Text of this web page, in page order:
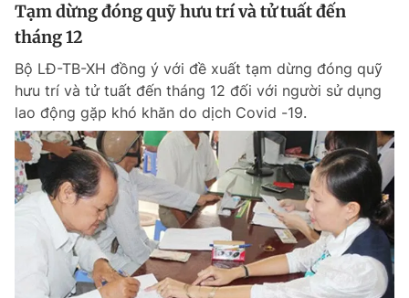
Đọc Thanh Niên trên điện thoại
Theo dõi báo trên
Liên hệ quảng cáo
Tạm dừng đóng quỹ hưu trí và tử tuất đến
tháng 12
Bộ LĐ-TB-XH đồng ý với đề xuất tạm dừng đóng quỹ
hưu trí và tử tuất đến tháng 12 đối với người sử dụng
lao động gặp khó khăn do dịch Covid -19.